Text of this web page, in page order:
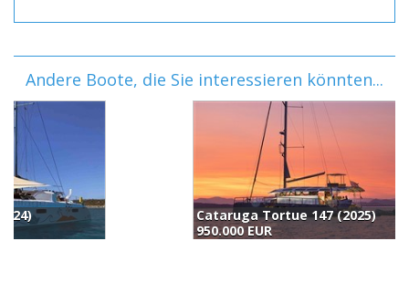
Andere Boote, die Sie interessieren könnten...
Cataruga Tortue 147 (2025)
950.000 EUR